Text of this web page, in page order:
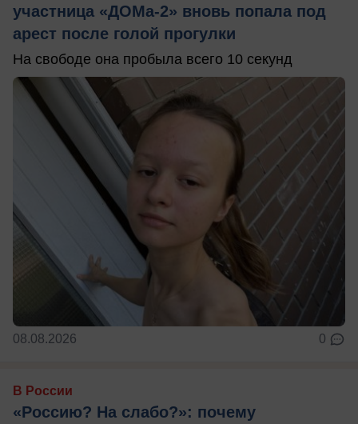
участница «ДОМа-2» вновь попала под
арест после голой прогулки
На свободе она пробыла всего 10 секунд
08.08.2026 0
В России
«Россию? На слабо?»: почему